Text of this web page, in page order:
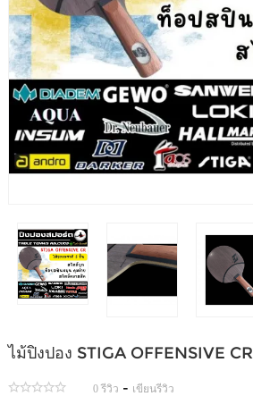
ไม้ปิงปอง STIGA OFFENSIVE CR
0 รีวิว - เขียนรีวิว